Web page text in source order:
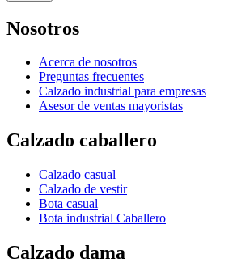
Nosotros
Acerca de nosotros
Preguntas frecuentes
Calzado industrial para empresas
Asesor de ventas mayoristas
Calzado caballero
Calzado casual
Calzado de vestir
Bota casual
Bota industrial Caballero
Calzado dama